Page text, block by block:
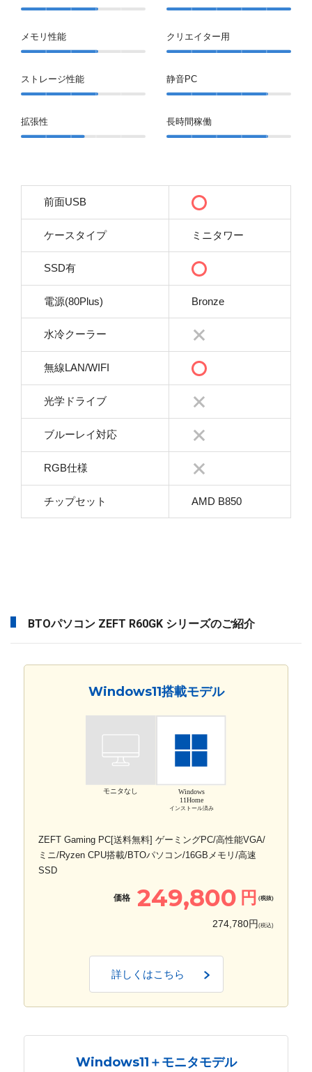
メモリ性能
ストレージ性能
拡張性
クリエイター用
静音PC
長時間稼働
前面USB
ケースタイプ ミニタワー
SSD有
電源(80Plus) Bronze
水冷クーラー
無線LAN/WIFI
光学ドライブ
ブルーレイ対応
RGB仕様
チップセット AMD B850
BTOパソコン ZEFT R60GK シリーズのご紹介
Windows11搭載モデル
モニタなし
Windows
11Home
インストール済み
ZEFT Gaming PC[送料無料] ゲーミングPC/高性能VGA/
ミニ/Ryzen CPU搭載/BTOパソコン/16GBメモリ/高速
SSD
価格 249,800 円 (税抜)
274,780円 (税込)
詳しくはこちら
Windows11＋モニタモデル